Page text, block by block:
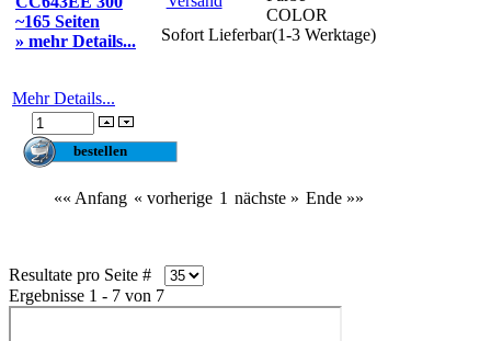
~165 Seiten
» mehr Details...
COLOR
Sofort Lieferbar(1-3 Werktage)
Mehr Details...
«« Anfang « vorherige 1 nächste » Ende »»
Resultate pro Seite #
Ergebnisse 1 - 7 von 7